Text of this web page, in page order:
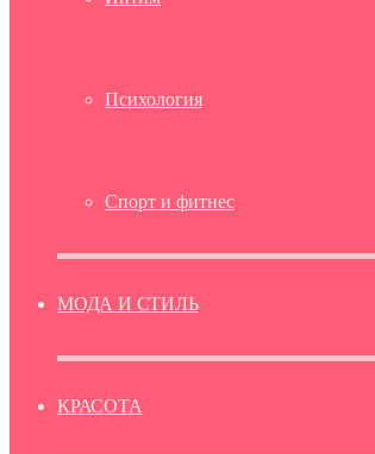
Психология
Спорт и фитнес
МОДА И СТИЛЬ
КРАСОТА